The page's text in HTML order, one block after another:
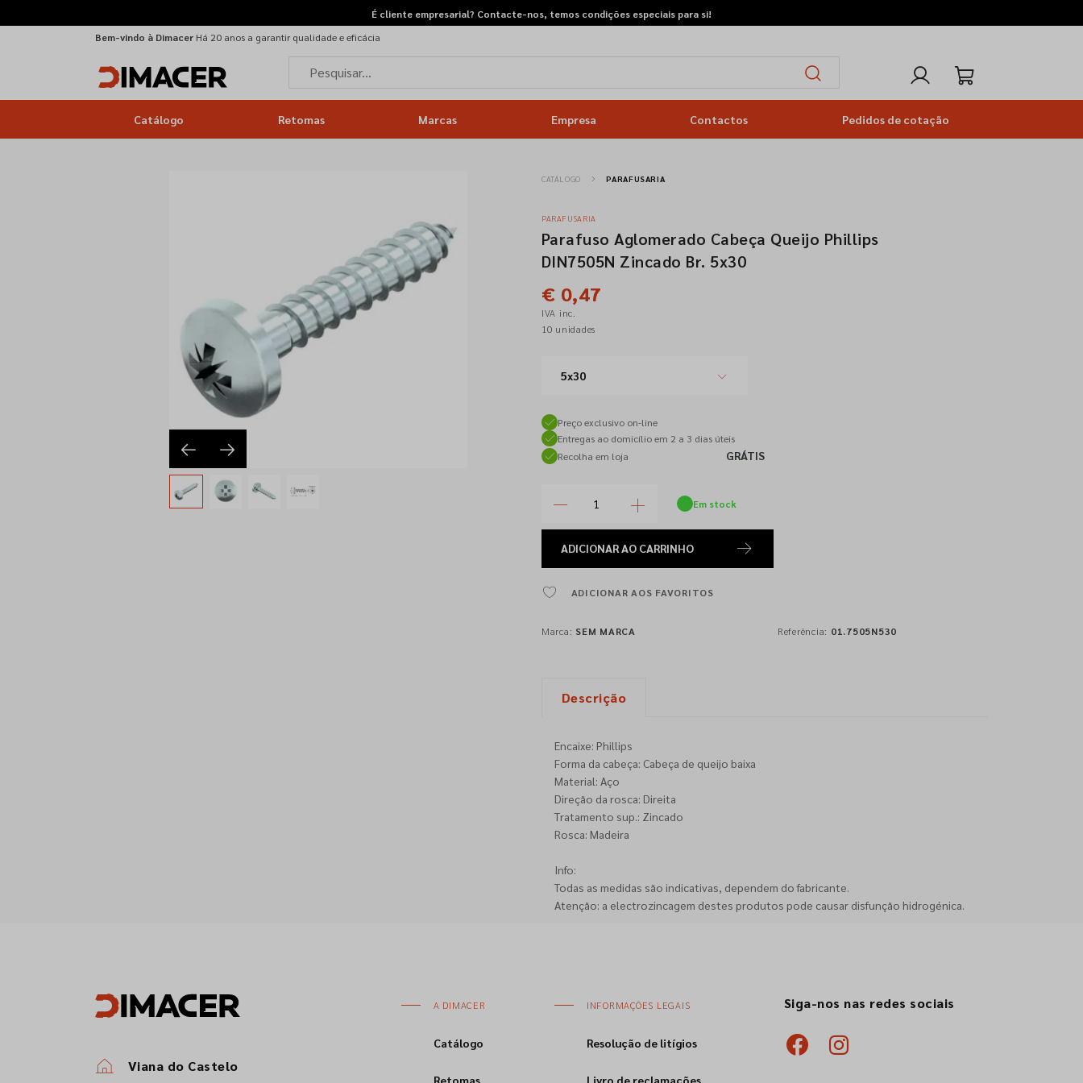
É cliente empresarial? Contacte-nos, temos condições especiais para si!
Bem-vindo à Dimacer Há 20 anos a garantir qualidade e eficácia
Catálogo Retomas Marcas Empresa Contactos Pedidos de cotação
CATÁLOGO PARAFUSARIA
PARAFUSARIA
Parafuso Aglomerado Cabeça Queijo Phillips
DIN7505N Zincado Br. 5x30
€ 0,47
IVA inc.
10 unidades
5x30
Preço exclusivo on-line
Entregas ao domicílio em 2 a 3 dias úteis
Recolha em loja
GRÁTIS
Em stock
ADICIONARAO CARRINHO
ADICIONAR AOS FAVORITOS
Marca: SEM MARCA Referência: 01.7505N530
Descrição
Encaixe: Phillips
Forma da cabeça: Cabeça de queijo baixa
Material: Aço
Direção da rosca: Direita
Tratamento sup.: Zincado
Rosca: Madeira
Info:
Todas as medidas são indicativas, dependem do fabricante.
Atenção: a electrozincagem destes produtos pode causar disfunção hidrogénica.
Viana do Castelo
A DIMACER
Catálogo
Retomas
INFORMAÇÕES LEGAIS
Resolução de litígios
Livro de reclamações
Siga-nos nas redes sociais